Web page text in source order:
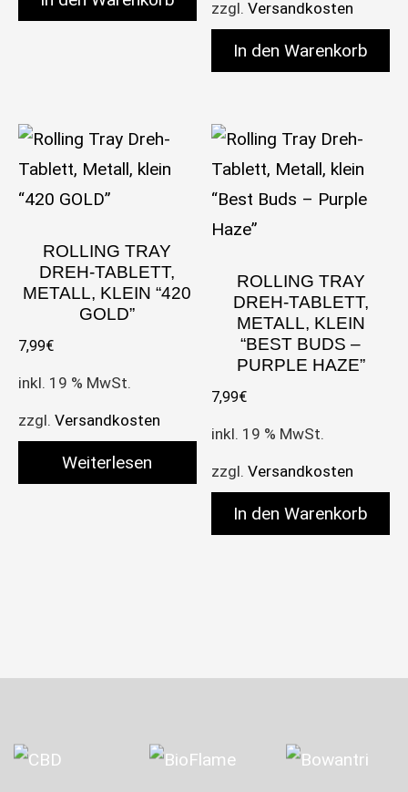
zzgl.Versandkosten
In den Warenkorb
ROLLING TRAY
DREH-TABLETT,
METALL, KLEIN “420
GOLD”
7,99€
inkl. 19 % MwSt.
zzgl. Versandkosten
Weiterlesen
ROLLING TRAY
DREH-TABLETT,
METALL, KLEIN
“BEST BUDS –
PURPLE HAZE”
7,99€
inkl. 19 % MwSt.
zzgl.Versandkosten
In den Warenkorb